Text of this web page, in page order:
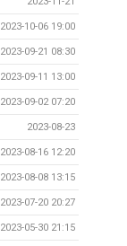
2023-10-06 19:00
2023-09-21 08:30
2023-09-11 13:00
2023-09-02 07:20
2023-08-23
2023-08-16 12:20
2023-08-08 13:15
2023-07-20 20:27
2023-05-30 21:15